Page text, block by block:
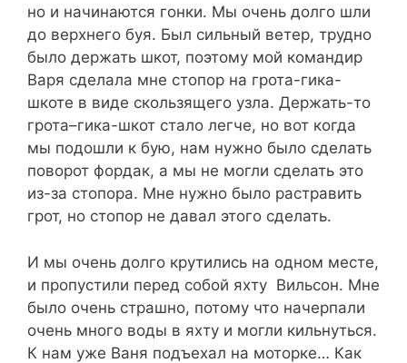
но и начинаются гонки. Мы очень долго шли
до верхнего буя. Был сильный ветер, трудно
было держать шкот, поэтому мой командир
Варя сделала мне стопор на грота-гика-
шкоте в виде скользящего узла. Держать-то
грота–гика-шкот стало легче, но вот когда
мы подошли к бую, нам нужно было сделать
поворот фордак, а мы не могли сделать это
из-за стопора. Мне нужно было растравить
грот, но стопор не давал этого сделать.
И мы очень долго крутились на одном месте,
и пропустили перед собой яхту Вильсон. Мне
было очень страшно, потому что начерпали
очень много воды в яхту и могли кильнуться.
К нам уже Ваня подъехал на моторке… Как